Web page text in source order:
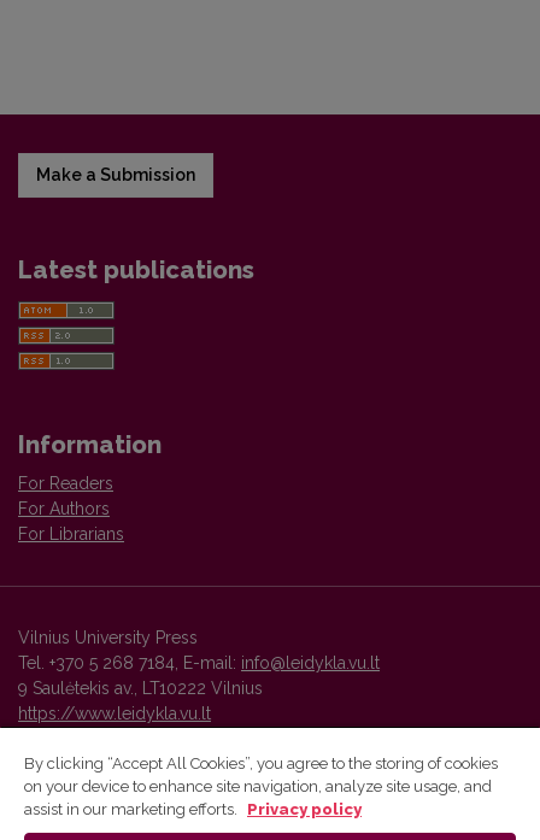
Make a Submission
Latest publications
Information
For Readers
For Authors
For Librarians
Vilnius University Press
Tel. +370 5 268 7184, E-mail: info@leidykla.vu.lt
9 Saulėtekis av., LT10222 Vilnius
https://www.leidykla.vu.lt
Vilnius University Press platform and metadata are distributed by
By clicking “Accept All Cookies”, you agree to the storing of cookies
on your device to enhance site navigation, analyze site usage, and
assist in our marketing efforts.
Privacy policy